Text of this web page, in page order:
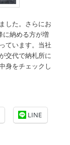
した。さらにお
に納める方が増
ています。当社
交代で納札所に
身をチェックし
LINE